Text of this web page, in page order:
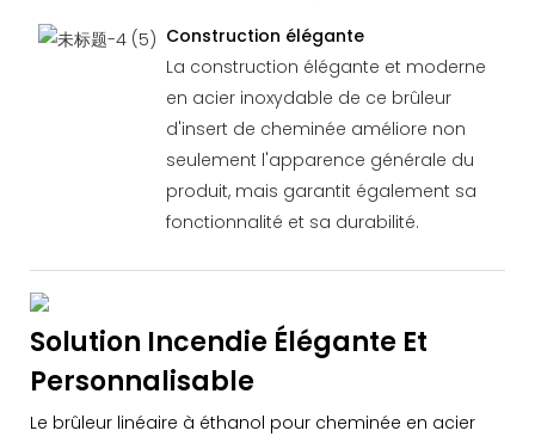
Construction élégante
La construction élégante et moderne
en acier inoxydable de ce brûleur
d'insert de cheminée améliore non
seulement l'apparence générale du
produit, mais garantit également sa
fonctionnalité et sa durabilité.
Solution Incendie Élégante Et
Personnalisable
Le brûleur linéaire à éthanol pour cheminée en acier